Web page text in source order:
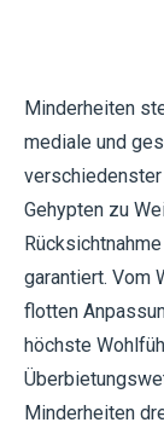
Minderheiten
mediale und
Gehypten zu
garantiert. Vom
flotten
höchste
Minderheiten